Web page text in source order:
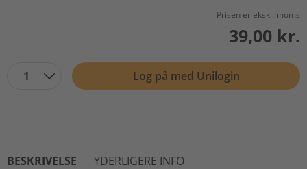
Prisen er ekskl. moms
39,00 kr.
1 Log på med Unilogin
BESKRIVELSE YDERLIGERE INFO